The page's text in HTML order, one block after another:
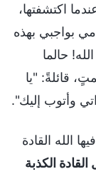
اكتشفتها،
بواجبي بهذه
حالما
قائلةً: "يا
وأتوب إليك".
الله القادة
الكذبة